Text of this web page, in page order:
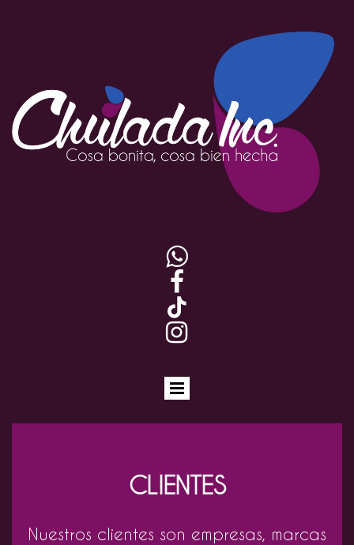




CLIENTES
Nuestros clientes son empresas, marcas